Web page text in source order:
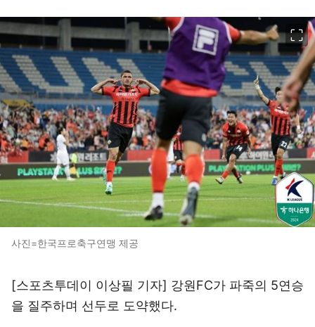
사진=한국프로축구연맹 제공
[스포츠투데이 이상필 기자] 강원FC가 파죽의 5연승
을 질주하며 선두로 도약했다.